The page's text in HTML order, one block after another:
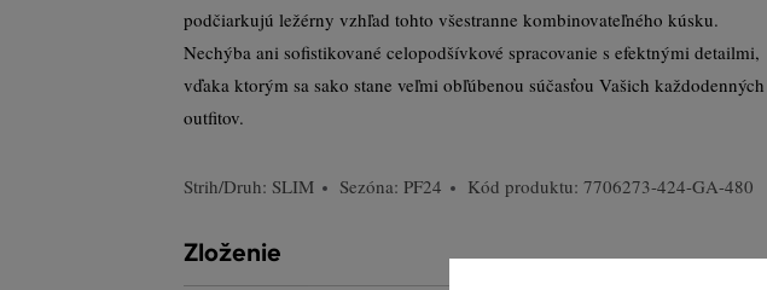
podčiarkujú ležérny vzhľad tohto všestranne kombinovateľného kúsku.
Nechýba ani sofistikované celopodšívkové spracovanie s efektnými detailmi,
vďaka ktorým sa sako stane veľmi obľúbenou súčasťou Vašich každodenných
outfitov.
Strih/Druh: SLIM Sezóna: PF24 Kód produktu: 7706273-424-GA-480
Zloženie